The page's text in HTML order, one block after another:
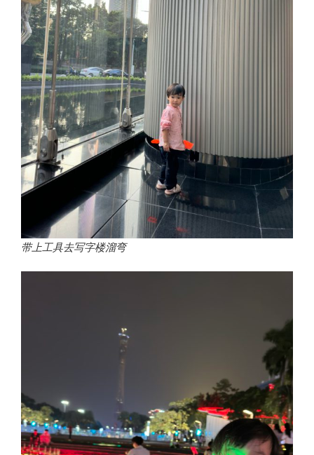
带上工具去写字楼溜弯